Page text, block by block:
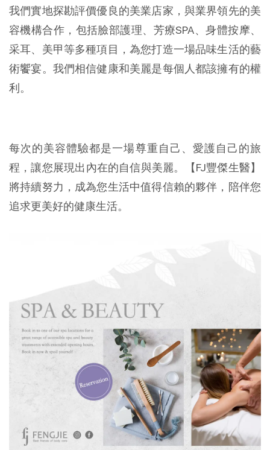
我們實地探勘評價優良的美業店家，與業界領先的美
容機構合作，包括臉部護理、芳療SPA、身體按摩、
采耳、美甲等多種項目，為您打造一場品味生活的藝
術饗宴。我們相信健康和美麗是每個人都該擁有的權
利。
每次的美容體驗都是一場尊重自己、愛護自己的旅
程，讓您展現出內在的自信與美麗。【FJ豐傑生醫】
將持續努力，成為您生活中值得信賴的夥伴，陪伴您
追求更美好的健康生活。